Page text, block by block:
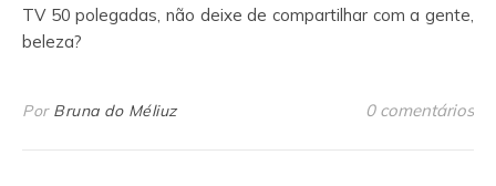
TV 50 polegadas, não deixe de compartilhar com a gente,
beleza?
Por Bruna do Méliuz 0 comentários